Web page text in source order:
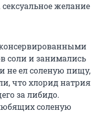
желание
соли и занимались
не ел соленую пищу,
что хлорид натрия
за либидо.
соленую